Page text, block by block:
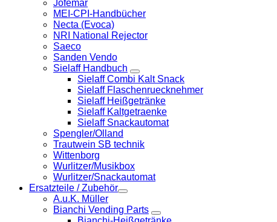
Jofemar
MEI-CPI-Handbücher
Necta (Evoca)
NRI National Rejector
Saeco
Sanden Vendo
Sielaff Handbuch
Sielaff Combi Kalt Snack
Sielaff Flaschenruecknehmer
Sielaff Heißgetränke
Sielaff Kaltgetraenke
Sielaff Snackautomat
Spengler/Olland
Trautwein SB technik
Wittenborg
Wurlitzer/Musikbox
Wurlitzer/Snackautomat
Ersatzteile / Zubehör
A.u.K. Müller
Bianchi Vending Parts